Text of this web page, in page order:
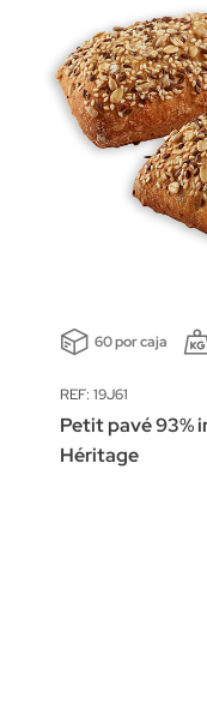
60 por caja
REF: 19J61
Petit pavé 93%
Héritage